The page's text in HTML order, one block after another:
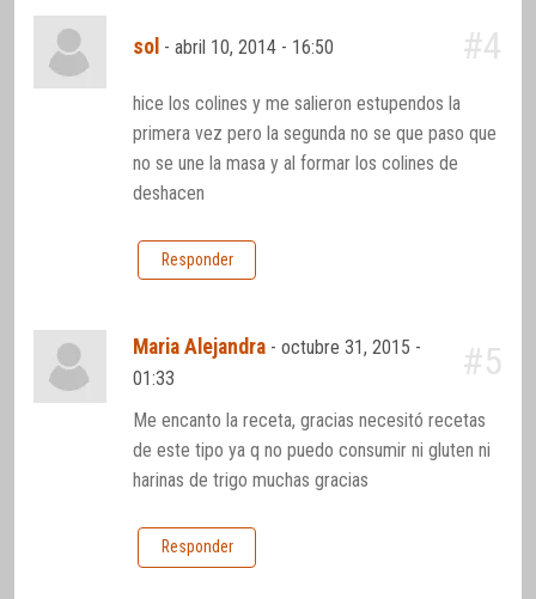
sol -abril 10, 2014 - 16:50 #4
hice los colines y me salieron estupendos la
primera vez pero la segunda no se que paso que
no se une la masa y al formar los colines de
deshacen
Responder
Maria Alejandra -octubre 31, 2015 -
01:33
#5
Me encanto la receta, gracias necesitó recetas
de este tipo ya q no puedo consumir ni gluten ni
harinas de trigo muchas gracias
Responder